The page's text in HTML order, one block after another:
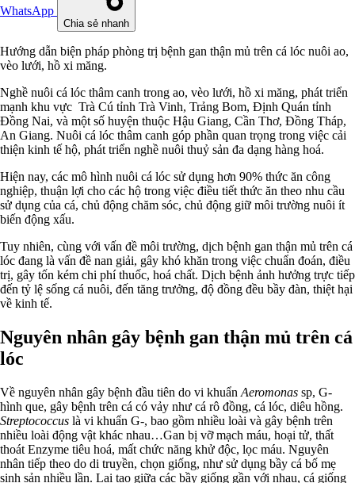
WhatsApp
Chia sẻ nhanh
Hướng dẫn biện pháp phòng trị bệnh gan thận mủ trên cá lóc nuôi ao,
vèo lưới, hồ xi măng.
Nghề nuôi cá lóc thâm canh trong ao, vèo lưới, hồ xi măng, phát triển
mạnh khu vực Trà Cú tỉnh Trà Vinh, Trảng Bom, Định Quán tỉnh
Đồng Nai, và một số huyện thuộc Hậu Giang, Cần Thơ, Đồng Tháp,
An Giang. Nuôi cá lóc thâm canh góp phần quan trọng trong việc cải
thiện kinh tế hộ, phát triển nghề nuôi thuỷ sản đa dạng hàng hoá.
Hiện nay, các mô hình nuôi cá lóc sử dụng hơn 90% thức ăn công
nghiệp, thuận lợi cho các hộ trong việc điều tiết thức ăn theo nhu cầu
sử dụng của cá, chủ động chăm sóc, chủ động giữ môi trường nuôi ít
biến động xấu.
Tuy nhiên, cùng với vấn đề môi trường, dịch bệnh gan thận mủ trên cá
lóc đang là vấn đề nan giải, gây khó khăn trong việc chuẩn đoán, điều
trị, gây tốn kém chi phí thuốc, hoá chất. Dịch bệnh ảnh hưởng trực tiếp
đến tỷ lệ sống cá nuôi, đến tăng trưởng, độ đồng đều bầy đàn, thiệt hại
về kinh tế.
Nguyên nhân gây bệnh gan thận mủ trên cá
lóc
Về nguyên nhân gây bệnh đầu tiên do vi khuẩn Aeromonas sp, G-
hình que, gây bệnh trên cá có vảy như cá rô đồng, cá lóc, diêu hồng.
Streptococcus là vi khuẩn G-, bao gồm nhiều loài và gây bệnh trên
nhiều loài động vật khác nhau…Gan bị vỡ mạch máu, hoại tử, thất
thoát Enzyme tiêu hoá, mất chức năng khử độc, lọc máu. Nguyên
nhân tiếp theo do di truyền, chọn giống, như sử dụng bầy cá bố mẹ
sinh sản nhiều lần. Lai tạo giữa các bầy giống gần với nhau, cá giống